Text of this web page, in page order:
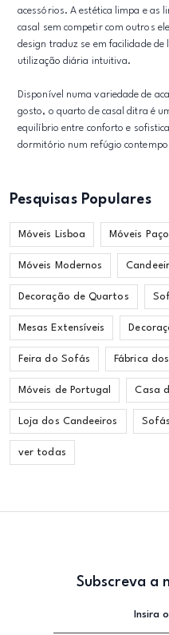
acessórios. A estética limpa e as
casal sem competir com outros
design traduz se em facilidade de
utilização diária intuitiva.
Disponível numa variedade de
gosto, o quarto de casal ditra é
equilíbrio entre conforto e
dormitório num refúgio
Pesquisas Populares
Móveis Lisboa Móveis
Móveis Modernos
Decoração de Quartos
Mesas Extensíveis
Feira do Sofás Fábrica
Móveis de Portugal Casa
Loja dos Candeeiros
ver todas
Subscreva a